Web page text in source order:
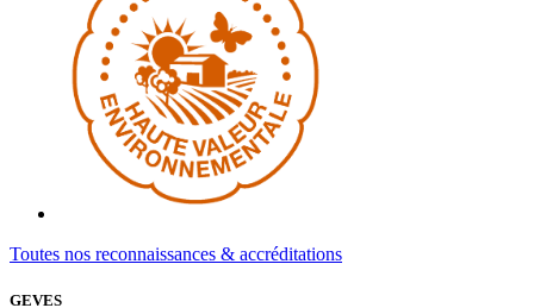
Toutes nos reconnaissances & accréditations
GEVES